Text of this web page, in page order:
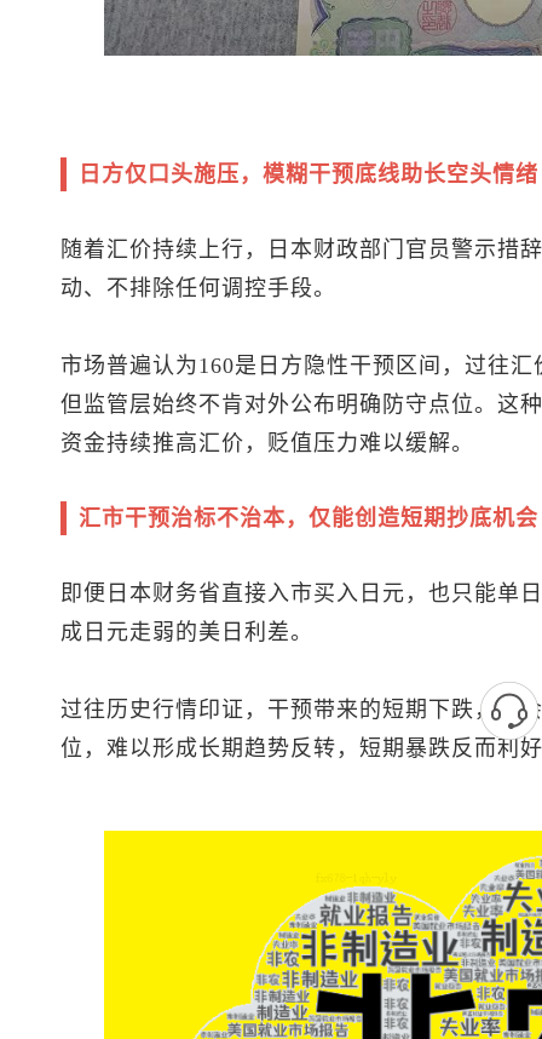
日方仅口头施压，模糊干预底线助长空头情绪
随着汇价持续上行，日本财政部门官员警示措
动、不排除任何调控手段。
市场普遍认为160是日方隐性干预区间，过往
但监管层始终不肯对外公布明确防守点位。这
资金持续推高汇价，贬值压力难以缓解。
汇市干预治标不治本，仅能创造短期抄底机会
即便日本财务省直接入市买入日元，也只能单
成日元走弱的美日利差。
过往历史行情印证，干预带来的短期下跌，只
位，难以形成长期趋势反转，短期暴跌反而利